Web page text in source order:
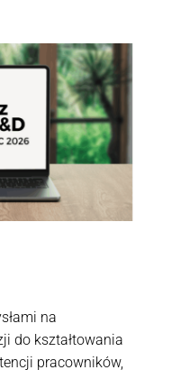
na
do kształtowania
pracowników,